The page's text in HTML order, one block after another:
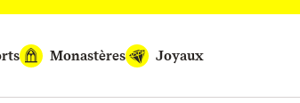
Monastères Joyaux